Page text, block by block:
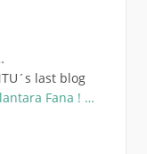
last blog
Fana ! …